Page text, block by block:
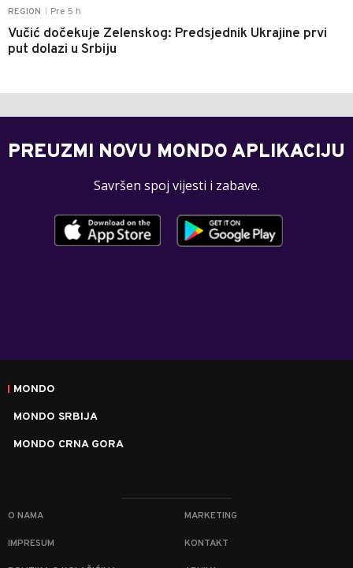
REGION Pre 5 h
Vučić dočekuje Zelenskog: Predsjednik Ukrajine prvi
put dolazi u Srbiju
PREUZMI NOVU MONDO APLIKACIJU
Savršen spoj vijesti i zabave.
MONDO
MONDO SRBIJA
MONDO CRNA GORA
O NAMA MARKETING
IMPRESUM KONTAKT